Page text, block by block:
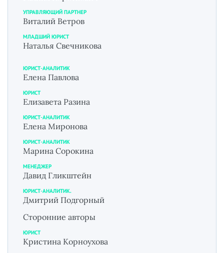
УПРАВЛЯЮЩИЙ ПАРТНЕР
Виталий Ветров
МЛАДШИЙ ЮРИСТ
Наталья Свечникова
ЮРИСТ-АНАЛИТИК
Елена Павлова
ЮРИСТ
Елизавета Разина
ЮРИСТ-АНАЛИТИК
Елена Миронова
ЮРИСТ-АНАЛИТИК
Марина Сорокина
МЕНЕДЖЕР
Давид Гликштейн
ЮРИСТ-АНАЛИТИК.
Дмитрий Подгорный
Сторонние авторы
ЮРИСТ
Кристина Корноухова